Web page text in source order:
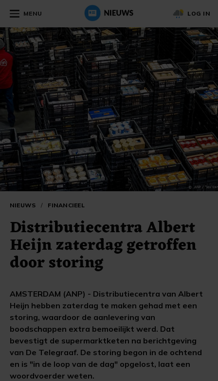
MENU LOG IN
NIEUWS / FINANCIEEL
Distributiecentra Albert
Heijn zaterdag getroffen
door storing
AMSTERDAM (ANP) - Distributiecentra van Albert
Heijn hebben zaterdag te maken gehad met een
storing, waardoor de aanlevering van
boodschappen extra bemoeilijkt werd. Dat
bevestigt de supermarktketen na berichtgeving
van De Telegraaf. De storing begon in de ochtend
en is "in de loop van de dag" opgelost, laat een
woordvoerder weten.